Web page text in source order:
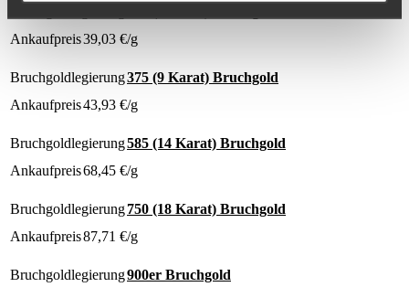
Ankaufpreis39,03 €/g
Bruchgoldlegierung375 (9 Karat) Bruchgold
Ankaufpreis43,93 €/g
Bruchgoldlegierung585 (14 Karat) Bruchgold
Ankaufpreis68,45 €/g
Bruchgoldlegierung750 (18 Karat) Bruchgold
Ankaufpreis87,71 €/g
Bruchgoldlegierung900er Bruchgold